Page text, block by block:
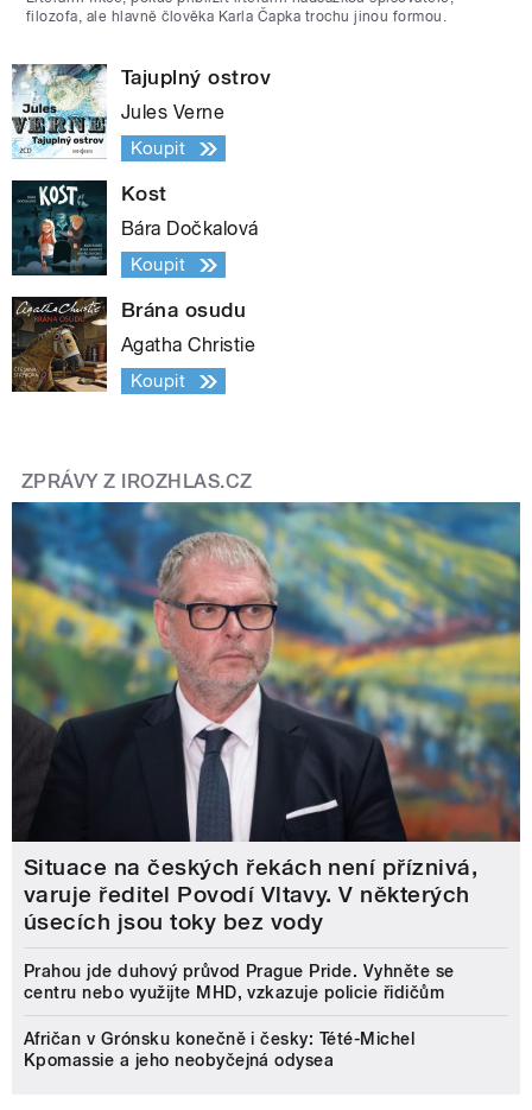
filozofa, ale hlavně člověka Karla Čapka trochu jinou formou.
Tajuplný ostrov
Jules Verne
Koupit
Kost
Bára Dočkalová
Koupit
Brána osudu
Agatha Christie
Koupit
ZPRÁVY Z IROZHLAS.CZ
Situace na českých řekách není příznivá,
varuje ředitel Povodí Vltavy. V některých
úsecích jsou toky bez vody
Prahou jde duhový průvod Prague Pride. Vyhněte se
centru nebo využijte MHD, vzkazuje policie řidičům
Afričan v Grónsku konečně i česky: Tété-Michel
Kpomassie a jeho neobyčejná odysea